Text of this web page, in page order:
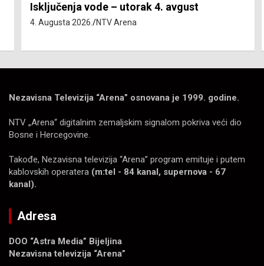
Isključenja vode – utorak 4. avgust
4. Augusta 2026. NTV Arena
Nezavisna Televizija “Arena” osnovana je 1999. godine.
NTV „Arena“ digitalnim zemaljskim signalom pokriva veći dio
Bosne i Hercegovine.
Takođe, Nezavisna televizija “Arena” program emituje i putem
kablovskih operatera (m:tel - 84 kanal, supernova - 67
kanal).
Adresa
DOO “Astra Media” Bijeljina
Nezavisna televizija “Arena”